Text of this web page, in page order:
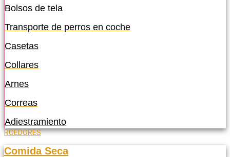
Bolsos de tela
Transporte de perros en coche
Casetas
Collares
Arnes
Correas
Adiestramiento
ROEDORES
Comida Seca